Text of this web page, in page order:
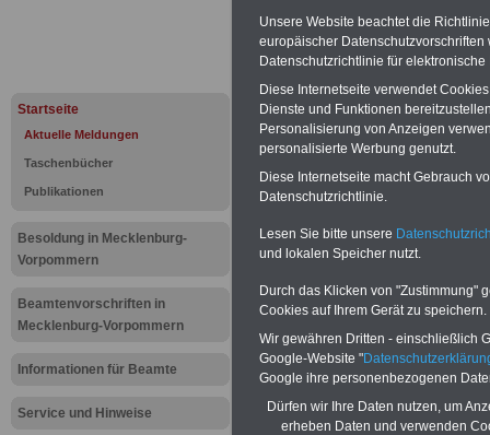
Startseite
Aktuelle Meldungen
Taschenbücher
Publikationen
Besoldung in Mecklenburg-
Vorpommern
Beamtenvorschriften in
Mecklenburg-Vorpommern
Informationen für Beamte
Service und Hinweise
(Beamte &
geben (Medienberichten
mind.3.000 und 13.000
hierzu eine Broschüre
des Gesetzentwurfs der
(wahrscheinlich im
Broschüre.
Meldung
vor dem
Unsere Website beachtet die
europäischer
Datenschutzrichtlinie für
Diese Internetseite verwendet
Dienste und Funktionen
Personalisierung von Anzeigen
personalisierte Werbung genutzt.
Diese Internetseite macht Gebrauch
Datenschutzrichtlinie.
Lesen Sie bitte unsere
und lokalen Speicher nutzt.
Durch das Klicken von "Zustimmung"
Cookies auf Ihrem Gerät zu speichern.
Wir gewähren Dritten - einschließlich
Google-Website "
Google ihre personenbezogenen
Dürfen wir Ihre Daten nutzen, um
erheben Daten und verwenden